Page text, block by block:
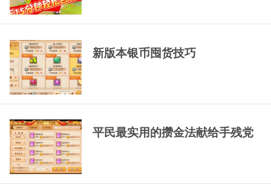
新版本银币囤货技巧
平民最实用的攒金法献给手残党